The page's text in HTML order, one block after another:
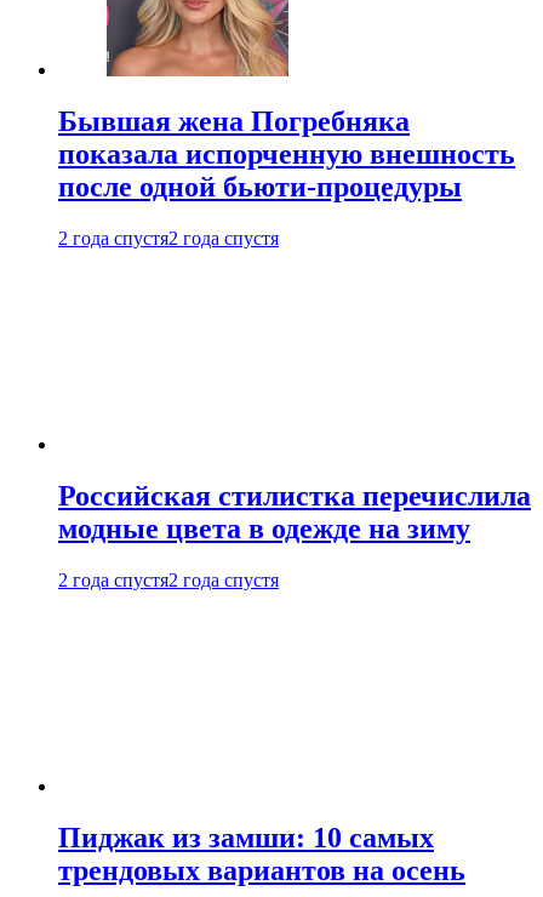
Бывшая жена Погребняка
показала испорченную внешность
после одной бьюти-процедуры
2 года спустя2 года спустя
Российская стилистка перечислила
модные цвета в одежде на зиму
2 года спустя2 года спустя
Пиджак из замши: 10 самых
трендовых вариантов на осень